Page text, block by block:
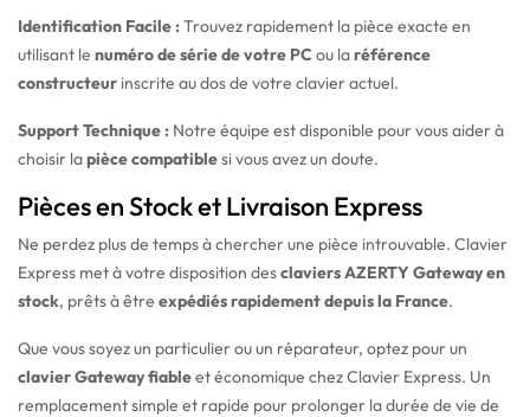
Identification Facile :Trouvez rapidement la pièce exacte en
utilisant le numéro de série de votre PC ou laréférence
constructeur inscrite au dos de votre clavier actuel.
Support Technique : Notre équipe est disponible pour vous aider à
choisir lapièce compatiblesi vous avez un doute.
Pièces en Stock et Livraison Express
Ne perdez plus de temps à chercher une pièce introuvable. Clavier
Express met à votre disposition desclaviers AZERTY Gateway en
stock, prêts à être expédiés rapidement depuis la France.
Que vous soyez un particulier ou un réparateur, optez pour un
clavier Gateway fiableet économique chez Clavier Express. Un
remplacement simple et rapide pour prolonger la durée de vie de